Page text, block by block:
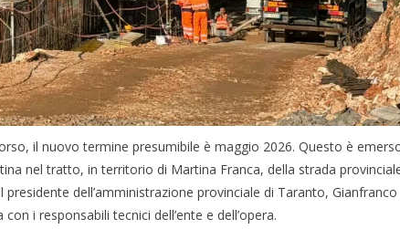
il nuovo termine presumibile è maggio 2026. Questo è
nel tratto, in territorio di Martina Franca, della strada
dell’amministrazione provinciale di Taranto, Gianfranco
i responsabili tecnici dell’ente e dell’opera.